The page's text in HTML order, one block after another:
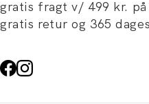
gratis fragt v/ 499 kr. på
gratis retur og 365